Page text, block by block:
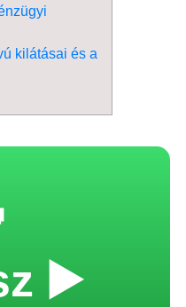
kilátásai és a
▶️